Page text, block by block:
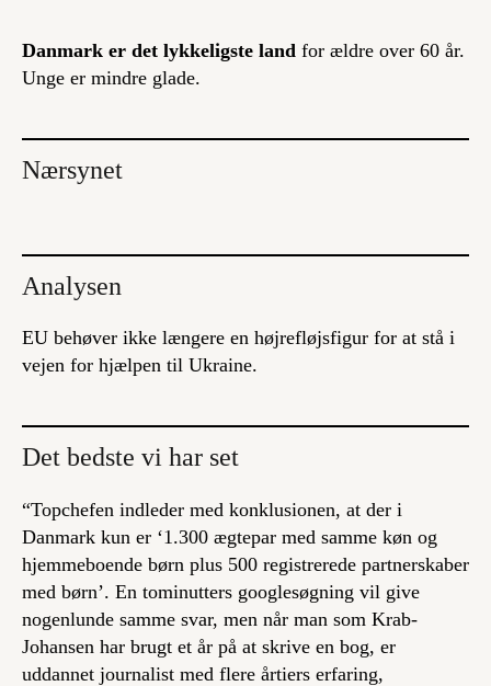
Danmark er det lykkeligste land for ældre over 60 år.
Unge er mindre glade.
Nærsynet
Analysen
EU behøver ikke længere en højrefløjsfigur for at stå i
vejen for hjælpen til Ukraine.
Det bedste vi har set
“Topchefen indleder med konklusionen, at der i
Danmark kun er ‘1.300 ægtepar med samme køn og
hjemmeboende børn plus 500 registrerede partnerskaber
med børn’. En tominutters googlesøgning vil give
nogenlunde samme svar, men når man som Krab-
Johansen har brugt et år på at skrive en bog, er
uddannet journalist med flere årtiers erfaring,